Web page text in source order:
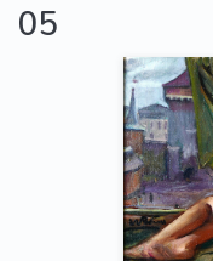
05